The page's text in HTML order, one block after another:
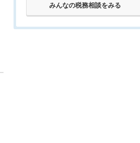
みんなの税務相談をみる